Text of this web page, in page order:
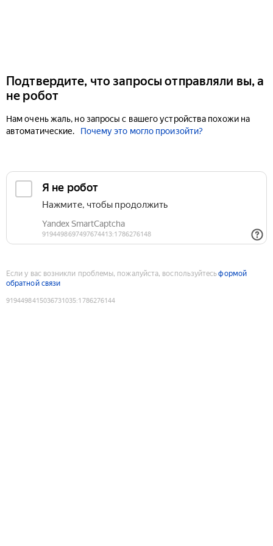
Подтвердите, что запросы отправляли вы, а
не робот
Нам очень жаль, но запросы с вашего устройства похожи на
автоматические.
Почему это могло произойти?
Если у вас возникли проблемы, пожалуйста, воспользуйтесьформой
обратной связи
9194498415036731035:1786276144